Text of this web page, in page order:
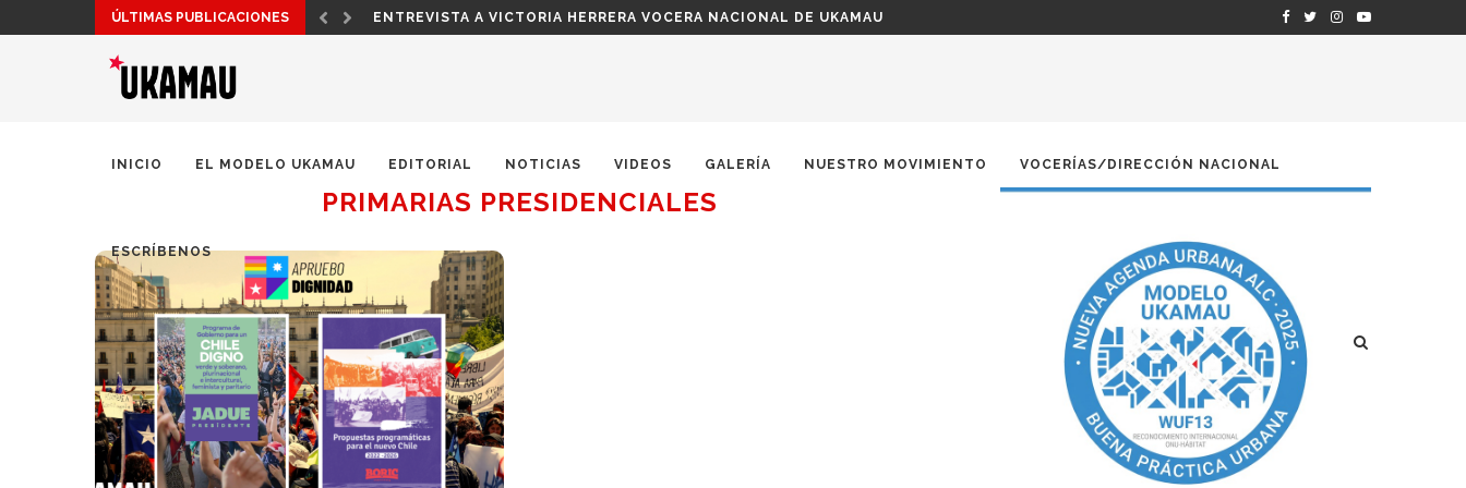
ÚLTIMAS PUBLICACIONES ENTREVISTA A VICTORIA HERRERA VOCERA NACIONAL DE UKAMAU
INICIO EL MODELO UKAMAU EDITORIAL NOTICIAS VIDEOS GALERÍA NUESTRO MOVIMIENTO VOCERÍAS/DIRECCIÓN NACIONAL
ESCRÍBENOS
PRIMARIAS PRESIDENCIALES